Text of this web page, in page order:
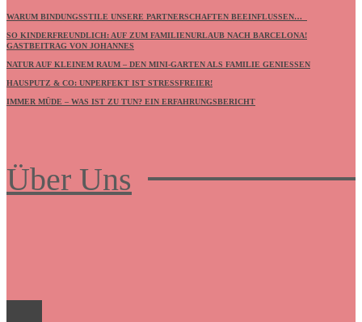
WARUM BINDUNGSSTILE UNSERE PARTNERSCHAFTEN BEEINFLUSSEN…
SO KINDERFREUNDLICH: AUF ZUM FAMILIENURLAUB NACH BARCELONA!
GASTBEITRAG VON JOHANNES
NATUR AUF KLEINEM RAUM – DEN MINI-GARTEN ALS FAMILIE GENIESSEN
HAUSPUTZ & CO: UNPERFEKT IST STRESSFREIER!
IMMER MÜDE – WAS IST ZU TUN? EIN ERFAHRUNGSBERICHT
Über Uns